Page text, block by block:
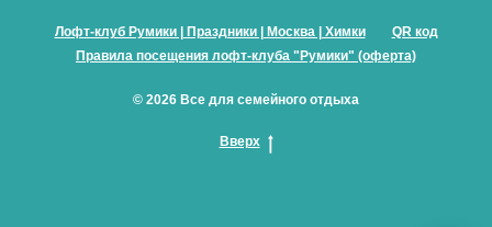
Лофт-клуб Румики | Праздники | Москва | Химки
QR код
Правила посещения лофт-клуба "Румики" (оферта)
© 2026 Все для семейного отдыха
Вверх